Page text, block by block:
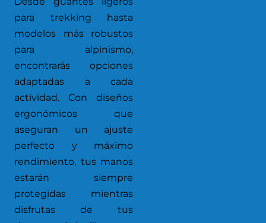
para trekking hasta
modelos más robustos
para alpinismo,
encontrarás opciones
adaptadas a cada
actividad. Con diseños
ergonómicos que
aseguran un ajuste
perfecto y máximo
rendimiento, tus manos
estarán siempre
protegidas mientras
disfrutas de tus